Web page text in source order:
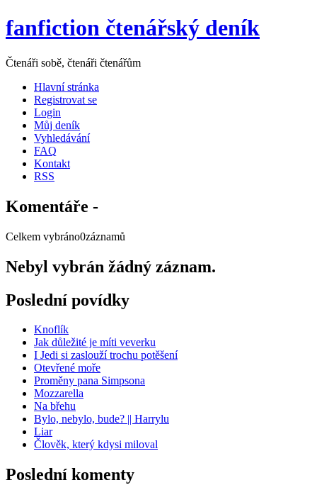
fanfiction čtenářský deník
Čtenáři sobě, čtenáři čtenářům
Hlavní stránka
Registrovat se
Login
Můj deník
Vyhledávání
FAQ
Kontakt
RSS
Komentáře -
Celkem vybráno0záznamů
Nebyl vybrán žádný záznam.
Poslední povídky
Knoflík
Jak důležité je míti veverku
I Jedi si zaslouží trochu potěšení
Otevřené moře
Proměny pana Simpsona
Mozzarella
Na břehu
Bylo, nebylo, bude? || Harrylu
Liar
Člověk, který kdysi miloval
Poslední komenty